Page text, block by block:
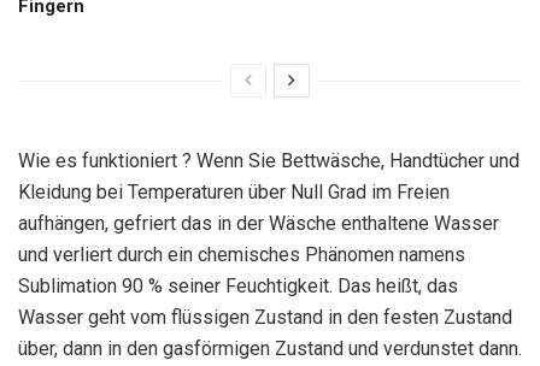
Fingern
Wie es funktioniert ? Wenn Sie Bettwäsche, Handtücher und
Kleidung bei Temperaturen über Null Grad im Freien
aufhängen, gefriert das in der Wäsche enthaltene Wasser
und verliert durch ein chemisches Phänomen namens
Sublimation 90 % seiner Feuchtigkeit. Das heißt, das
Wasser geht vom flüssigen Zustand in den festen Zustand
über, dann in den gasförmigen Zustand und verdunstet dann.